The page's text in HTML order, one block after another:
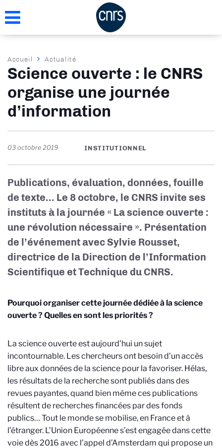
au
Fil
d'Ariane
Accueil Actualité
Science ouverte : le CNRS
organise une journée
d’information
03 octobre 2019 INSTITUTIONNEL
Publications, évaluation, données, fouille
de texte... Le 8 octobre, le CNRS invite ses
instituts à la journée « La science ouverte :
une révolution nécessaire ». Présentation
de l’événement avec Sylvie Rousset,
directrice de la Direction de l’Information
Scientifique et Technique du CNRS.
Pourquoi organiser cette journée dédiée à la science
ouverte ? Quelles en sont les priorités ?
La science ouverte est aujourd’hui un sujet
incontournable. Les chercheurs ont besoin d’un accès
libre aux données de la science pour la favoriser. Hélas,
les résultats de la recherche sont publiés dans des
revues payantes, quand bien même ces publications
résultent de recherches financées par des fonds
publics… Tout le monde se mobilise, en France et à
l’étranger. L’Union Européenne s’est engagée dans cette
voie dès 2016 avec l’appel d’Amsterdam qui propose un